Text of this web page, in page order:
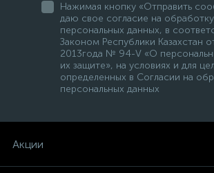
Нажимая кнопку «Отправить
даю свое согласие на
персональных данных, в
Законом Республики Казахстан
2013года № 94-V «О
их защите», на условиях и для
определенных в Согласии на
персональных данных
Акции